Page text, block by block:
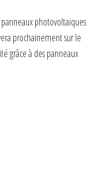
photovoltaïques
prochainement sur le
grâce à des panneaux